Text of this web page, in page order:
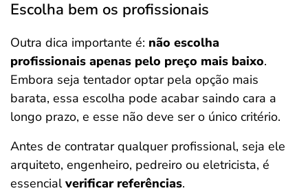
Escolha bem os profissionais
Outra dica importante é: não escolha
profissionais apenas pelo preço mais baixo.
Embora seja tentador optar pela opção mais
barata, essa escolha pode acabar saindo cara a
longo prazo, e esse não deve ser o único critério.
Antes de contratar qualquer profissional, seja ele
arquiteto, engenheiro, pedreiro ou eletricista, é
essencialverificar referências.